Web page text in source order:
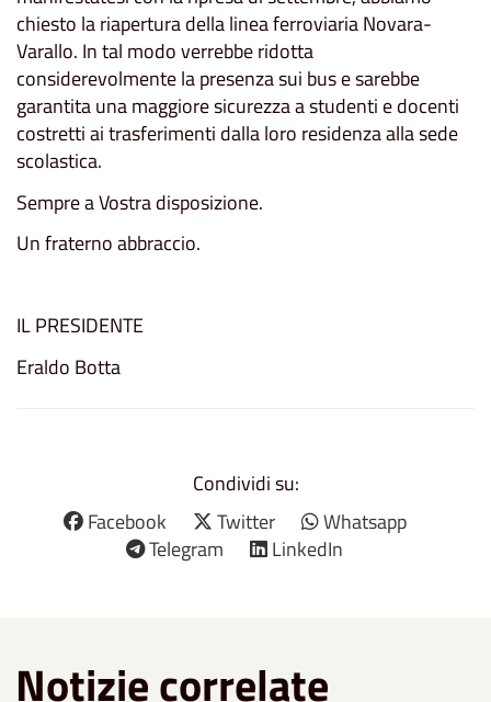
chiesto la riapertura della linea ferroviaria Novara-
Varallo. In tal modo verrebbe ridotta
considerevolmente la presenza sui bus e sarebbe
garantita una maggiore sicurezza a studenti e docenti
costretti ai trasferimenti dalla loro residenza alla sede
scolastica.
Sempre a Vostra disposizione.
Un fraterno abbraccio.
IL PRESIDENTE
Eraldo Botta
Condividi su:
Facebook
Twitter
Whatsapp
Telegram
LinkedIn
Notizie correlate